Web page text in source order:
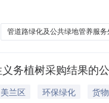
区园林管理局二、项目
。四
管道路绿化及公共绿地管养服务
务植树采购结果的
兰区 环保绿化
货物